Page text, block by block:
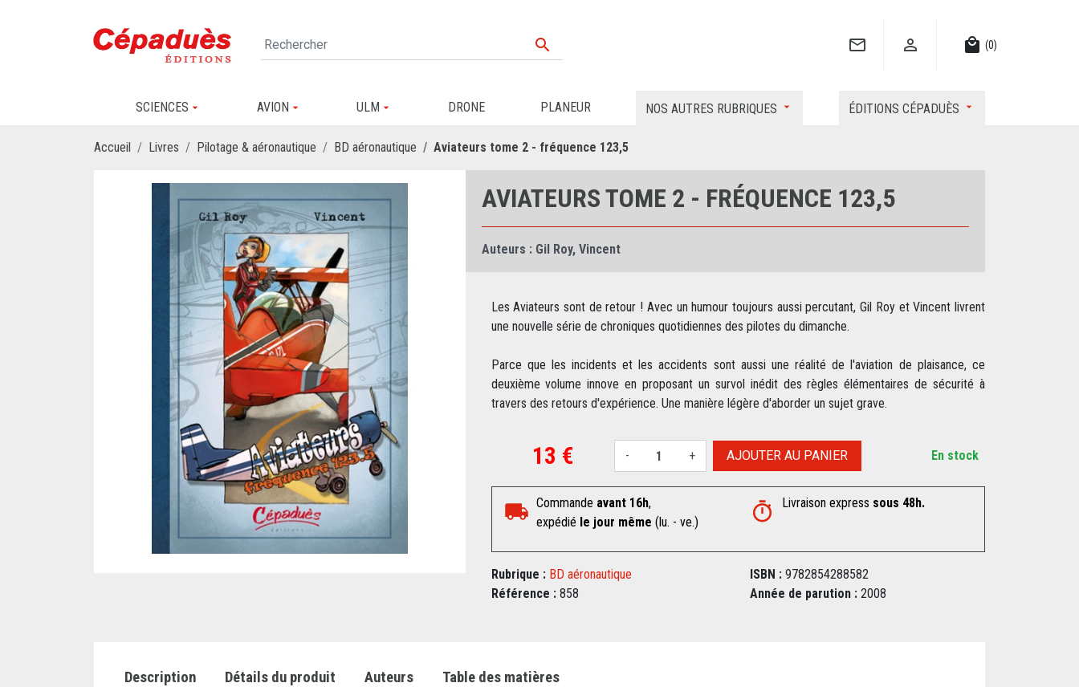
   local_mall (0)
SCIENCES AVION ULM DRONE PLANEUR NOS AUTRES RUBRIQUES ÉDITIONS CÉPADUÈS
Accueil Livres Pilotage & aéronautique BD aéronautique Aviateurs tome 2 - fréquence 123,5
AVIATEURS TOME 2 - FRÉQUENCE 123,5
Auteurs : Gil Roy, Vincent
Les Aviateurs sont de retour ! Avec un humour toujours aussi percutant, Gil Roy et Vincent livrent
une nouvelle série de chroniques quotidiennes des pilotes du dimanche.
Parce que les incidents et les accidents sont aussi une réalité de l'aviation de plaisance, ce
deuxième volume innove en proposant un survol inédit des règles élémentaires de sécurité à
travers des retours d'expérience. Une manière légère d'aborder un sujet grave.
13 € - + AJOUTER AU PANIER En stock
Commande avant 16h,
expédié le jour même (lu. - ve.)
Livraison express sous 48h.
Rubrique : BD aéronautique ISBN : 9782854288582
Référence :858 Année de parution : 2008
Description Détails du produit Auteurs Table des matières